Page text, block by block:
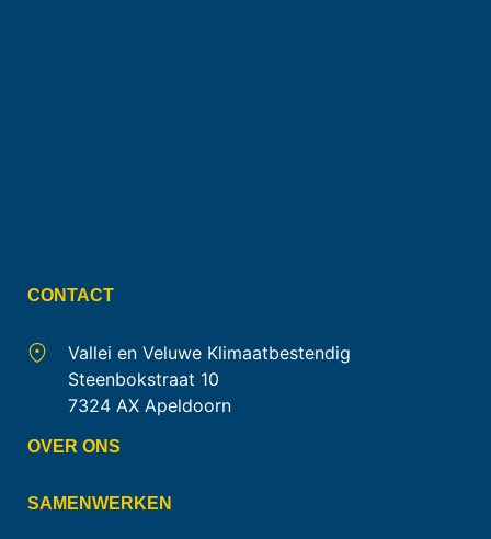
CONTACT
Vallei en Veluwe Klimaatbestendig
Steenbokstraat 10
7324 AX Apeldoorn
OVER ONS
SAMENWERKEN